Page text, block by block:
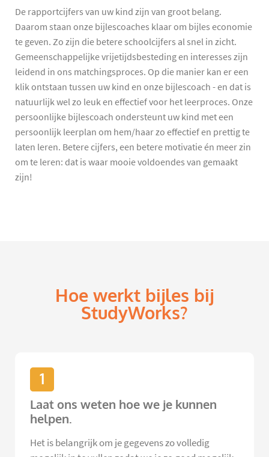
De rapportcijfers van uw kind zijn van groot belang.
Daarom staan onze bijlescoaches klaar om bijles economie
te geven. Zo zijn die betere schoolcijfers al snel in zicht.
Gemeenschappelijke vrijetijdsbesteding en interesses zijn
leidend in ons matchingsproces. Op die manier kan er een
klik ontstaan tussen uw kind en onze bijlescoach - en dat is
natuurlijk wel zo leuk en effectief voor het leerproces. Onze
persoonlijke bijlescoach ondersteunt uw kind met een
persoonlijk leerplan om hem/haar zo effectief en prettig te
laten leren. Betere cijfers, een betere motivatie én meer zin
om te leren: dat is waar mooie voldoendes van gemaakt
zijn!
Hoe werkt bijles bij
StudyWorks?
1
Laat ons weten hoe we je kunnen
helpen.
Het is belangrijk om je gegevens zo volledig